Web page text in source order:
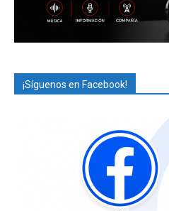
¡Síguenos en Facebook!